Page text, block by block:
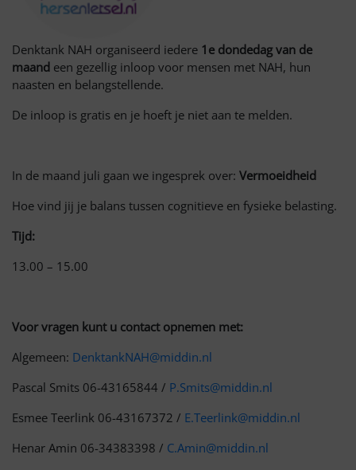
Denktank NAH organiseerd iedere 1e dondedag van de
maand een gezellig inloop voor mensen met NAH, hun
naasten en belangstellende.
De inloop is gratis en je hoeft je niet aan te melden.
In de maand juli gaan we ingesprek over: Vermoeidheid
Hoe vind jij je balans tussen cognitieve en fysieke belasting.
Tijd:
13.00 – 15.00
Voor vragen kunt u contact opnemen met:
Algemeen: DenktankNAH@middin.nl
Pascal Smits 06-43165844 / P.Smits@middin.nl
Esmee Teerlink 06-43167372 / E.Teerlink@middin.nl
Henar Amin 06-34383398 / C.Amin@middin.nl